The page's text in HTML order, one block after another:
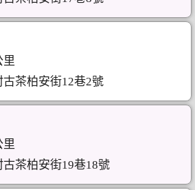
里
茶柏安街12巷2號
里
茶柏安街19巷18號